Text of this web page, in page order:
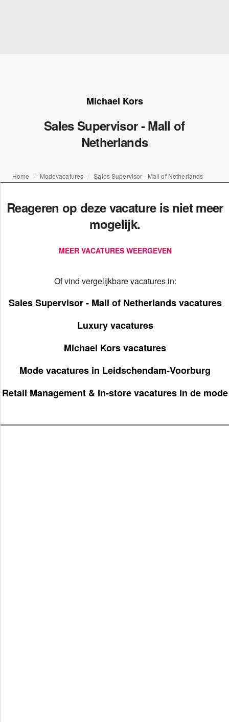
Michael Kors
Sales Supervisor - Mall of
Netherlands
Home Modevacatures Sales Supervisor - Mall of Netherlands
Reageren op deze vacature is niet meer
mogelijk.
MEER VACATURES WEERGEVEN
Of vind vergelijkbare vacatures in:
Sales Supervisor - Mall of Netherlands vacatures
Luxury vacatures
Michael Kors vacatures
Mode vacatures in Leidschendam‑Voorburg
Retail Management & In-store vacatures in de mode